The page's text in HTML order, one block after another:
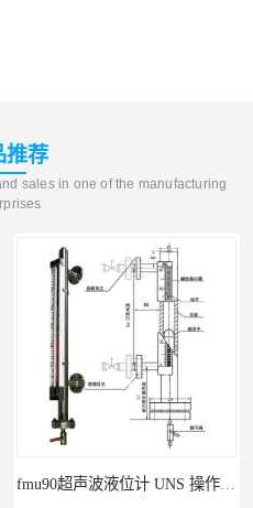
推荐
sales in one of the manufacturing
fmu90超声波液位计 UNS 操作简单